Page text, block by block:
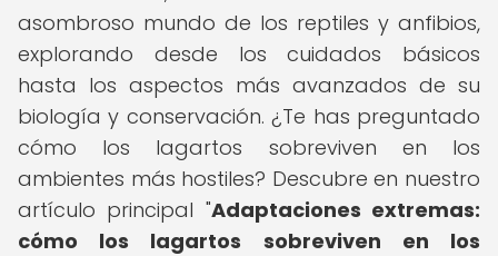
asombroso mundo de los reptiles y anfibios,
explorando desde los cuidados básicos
hasta los aspectos más avanzados de su
biología y conservación. ¿Te has preguntado
cómo los lagartos sobreviven en los
ambientes más hostiles? Descubre en nuestro
artículo principal "Adaptaciones extremas:
cómo los lagartos sobreviven en los